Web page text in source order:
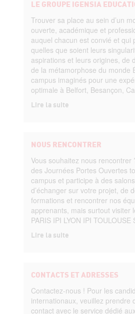
LE GROUPE IGENSIA
Trouver sa place au sein d’un
ouverte, académique et
auquel chacun est convié et qui
quelles que soient leurs
aspirations et leurs origines, de
de la métamorphose du monde
campus imaginés pour une
optimale à Belfort, Besançon,
Lire la suite
NOUS RENCONTRER
Vous souhaitez nous rencontrer
des Journées Portes Ouvertes
campus et participe à des
d’échanger sur votre projet, de
formations et rencontrer nos
apprenants, mais surtout visiter
PARIS IPI LYON IPI
Lire la suite
CONTACTS ET ADRESSES
Contactez-nous ! Pour les
internationaux, veuillez prendre
contact avec le service dédié